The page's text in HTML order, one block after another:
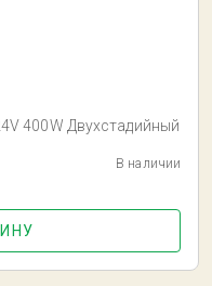
400W Двухстадийный
В наличии